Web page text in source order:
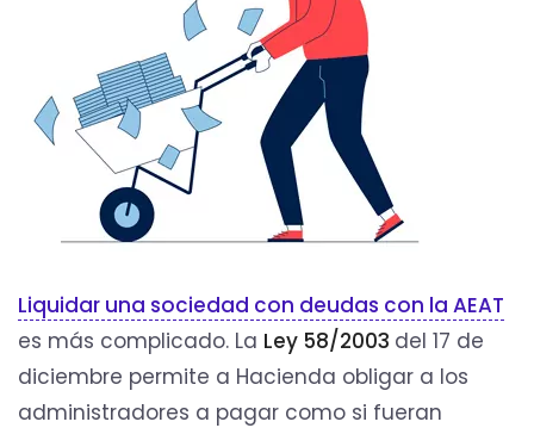
Liquidar una sociedad con deudas con la AEAT
es más complicado. La Ley 58/2003 del 17 de
diciembre permite a Hacienda obligar a los
administradores a pagar como si fueran